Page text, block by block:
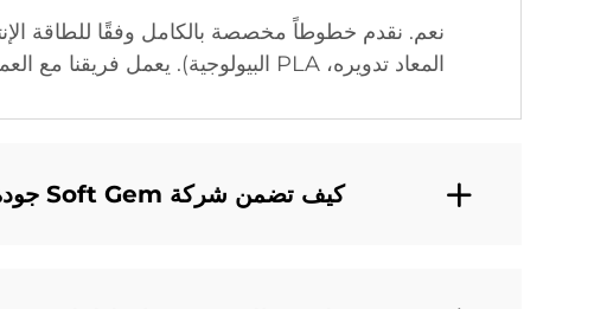
المعاد تدويره، PLA البيولوجية). يعمل فريقنا مع العملاء لتصميم حلول شاملة تتضمن تصميم المصنع، وتوزيع المعدات، والتكامل الرقمي.
كيف تضمن شركة Soft Gem جودة خطوط إنتاجها؟